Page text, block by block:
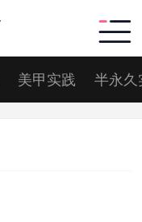
美甲实践 半永久